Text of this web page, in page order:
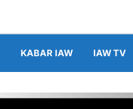
KABAR IAW IAW TV